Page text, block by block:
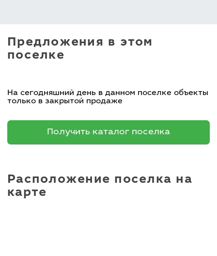
Предложения в этом
поселке
На сегодняшний день в данном поселке объекты
только в закрытой продаже
Получить каталог поселка
Расположение поселка на
карте